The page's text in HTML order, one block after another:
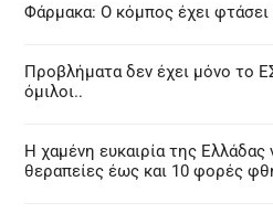
Φάρμακα: Ο κόμπος έχει φτάσει
Προβλήματα δεν έχει μόνο το
όμιλοι..
Η χαμένη ευκαιρία της Ελλάδας
θεραπείες έως και 10 φορές